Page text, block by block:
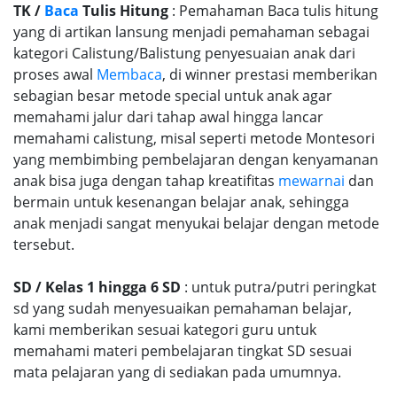
TK / Baca Tulis Hitung : Pemahaman Baca tulis hitung
yang di artikan lansung menjadi pemahaman sebagai
kategori Calistung/Balistung penyesuaian anak dari
proses awal Membaca, di winner prestasi memberikan
sebagian besar metode special untuk anak agar
memahami jalur dari tahap awal hingga lancar
memahami calistung, misal seperti metode Montesori
yang membimbing pembelajaran dengan kenyamanan
anak bisa juga dengan tahap kreatifitas mewarnai dan
bermain untuk kesenangan belajar anak, sehingga
anak menjadi sangat menyukai belajar dengan metode
tersebut.
SD / Kelas 1 hingga 6 SD : untuk putra/putri peringkat
sd yang sudah menyesuaikan pemahaman belajar,
kami memberikan sesuai kategori guru untuk
memahami materi pembelajaran tingkat SD sesuai
mata pelajaran yang di sediakan pada umumnya.